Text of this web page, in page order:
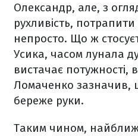
Олександр, але, з
рухливість,
непросто. Що ж
Усика, часом лунала
вистачає потужності,
Ломаченко зазначив,
береже руки.
Таким чином,